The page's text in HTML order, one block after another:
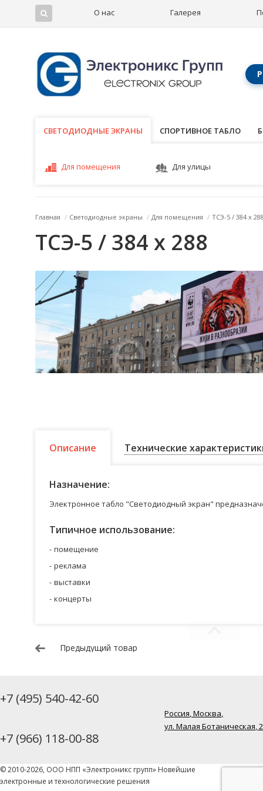
О нас Галерея
СВЕТОДИОДНЫЕ ЭКРАНЫ
СВЕТОДИОДНЫЕ ЭКРАНЫ СПОРТИВНОЕ ТАБЛО
Для помещения Для улицы
Главная / Светодиодные экраны / Для помещения / ТСЭ-5 / 384 x
ТСЭ-5 / 384 x 288
Описание Технические
Назначение:
Электронное табло "Светодиодный экран"
Типичное использование:
помещение
реклама
выставки
концерты
Предыдущий товар
+7 (495) 540-42-60
+7 (966) 118-00-88
Россия, Москва,
ул. Малая Ботаническая,
© 2010-2026, ООО НПП «Электроникс групп» Новейшие
электронные и технологические решения